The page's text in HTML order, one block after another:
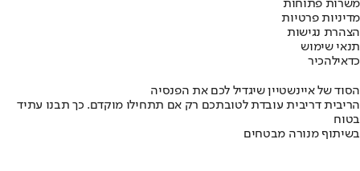
משרות פתוחות
מדיניות פרטיות
הצהרת נגישות
תנאי שימוש
כדאילהכיר
הסוד של איינשטיין שיגדיל לכם את הפנסיה
הריבית דריבית עובדת לטובתכם רק אם תתחילו מוקדם. כך תבנו עתיד
בטוח
בשיתוף מנורה מבטחים